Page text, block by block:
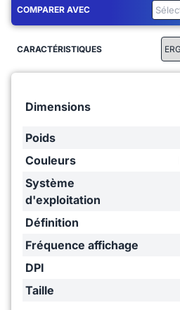
COMPARER AVEC
CARACTÉRISTIQUES
Dimensions
Poids
Couleurs
Système
d'exploitation
Définition
Fréquence affichage
DPI
Taille